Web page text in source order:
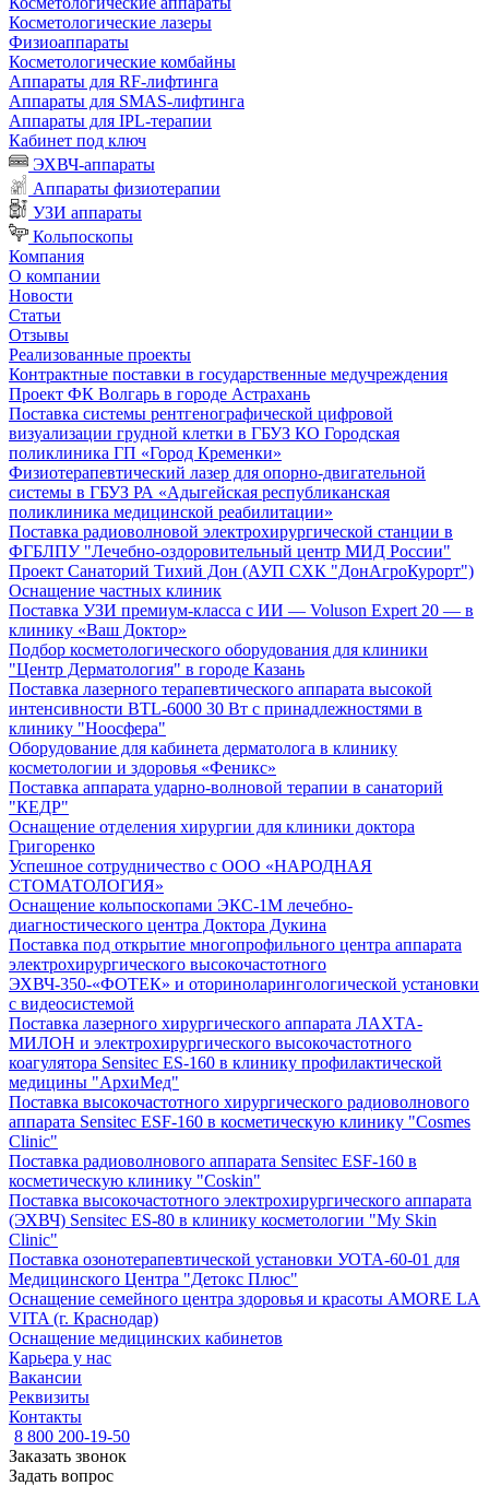
Косметологические лазеры
Физиоаппараты
Косметологические комбайны
Аппараты для RF-лифтинга
Аппараты для SMAS-лифтинга
Аппараты для IPL-терапии
Кабинет под ключ
ЭХВЧ-аппараты
Аппараты физиотерапии
УЗИ аппараты
Кольпоскопы
Компания
О компании
Новости
Статьи
Отзывы
Реализованные проекты
Контрактные поставки в государственные медучреждения
Проект ФК Волгарь в городе Астрахань
Поставка системы рентгенографической цифровой
визуализации грудной клетки в ГБУЗ КО Городская
поликлиника ГП «Город Кременки»
Физиотерапевтический лазер для опорно-двигательной
системы в ГБУЗ РА «Адыгейская республиканская
поликлиника медицинской реабилитации»
Поставка радиоволновой электрохирургической станции в
ФГБЛПУ "Лечебно-оздоровительный центр МИД России"
Проект Санаторий Тихий Дон (АУП СХК "ДонАгроКурорт")
Оснащение частных клиник
Поставка УЗИ премиум-класса с ИИ — Voluson Expert 20 — в
клинику «Ваш Доктор»
Подбор косметологического оборудования для клиники
"Центр Дерматология" в городе Казань
Поставка лазерного терапевтического аппарата высокой
интенсивности BTL-6000 30 Вт с принадлежностями в
клинику "Ноосфера"
Оборудование для кабинета дерматолога в клинику
косметологии и здоровья «Феникс»
Поставка аппарата ударно-волновой терапии в санаторий
"КЕДР"
Оснащение отделения хирургии для клиники доктора
Григоренко
Успешное сотрудничество с ООО «НАРОДНАЯ
СТОМАТОЛОГИЯ»
Оснащение кольпоскопами ЭКС-1М лечебно-
диагностического центра Доктора Дукина
Поставка под открытие многопрофильного центра аппарата
электрохирургического высокочастотного
ЭХВЧ-350-«ФОТЕК» и оториноларингологической установки
с видеосистемой
Поставка лазерного хирургического аппарата ЛАХТА-
МИЛОН и электрохирургического высокочастотного
коагулятора Sensitec ES-160 в клинику профилактической
медицины "АрхиМед"
Поставка высокочастотного хирургического радиоволнового
аппарата Sensitec ESF-160 в косметическую клинику "Cosmes
Clinic"
Поставка радиоволнового аппарата Sensitec ESF-160 в
косметическую клинику "Coskin"
Поставка высокочастотного электрохирургического аппарата
(ЭХВЧ) Sensitec ES-80 в клинику косметологии "My Skin
Clinic"
Поставка озонотерапевтической установки УОТА-60-01 для
Медицинского Центра "Детокс Плюс"
Оснащение семейного центра здоровья и красоты AMORE LA
VITA (г. Краснодар)
Оснащение медицинских кабинетов
Карьера у нас
Вакансии
Реквизиты
Контакты
8 800 200-19-50
Заказать звонок
Задать вопрос